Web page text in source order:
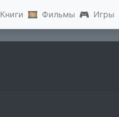
Книги 🎞 Фильмы 🎮 Игры